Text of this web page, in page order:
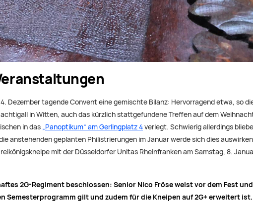
Dezember tagende Convent eine gemischte Bilanz: Hervorragend etwa, so
in Witten, auch das kürzlich stattgefundene Treffen auf dem
in das „Panoptikum“ am Gerlingplatz 4verlegt. Schwierig allerdings
anstehenden geplanten Philistrierungen im Januar werde sich dies
mit der Düsseldorfer Unitas Rheinfranken am Samstag, 8.
2G-Regiment beschlossen: Senior Nico Fröse weist vor dem Fest
Semesterprogramm gilt und zudem für die Kneipen auf 2G+ erweitert ist.